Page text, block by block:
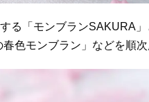
る「モンブランSAKURA
色モンブラン」などを順次